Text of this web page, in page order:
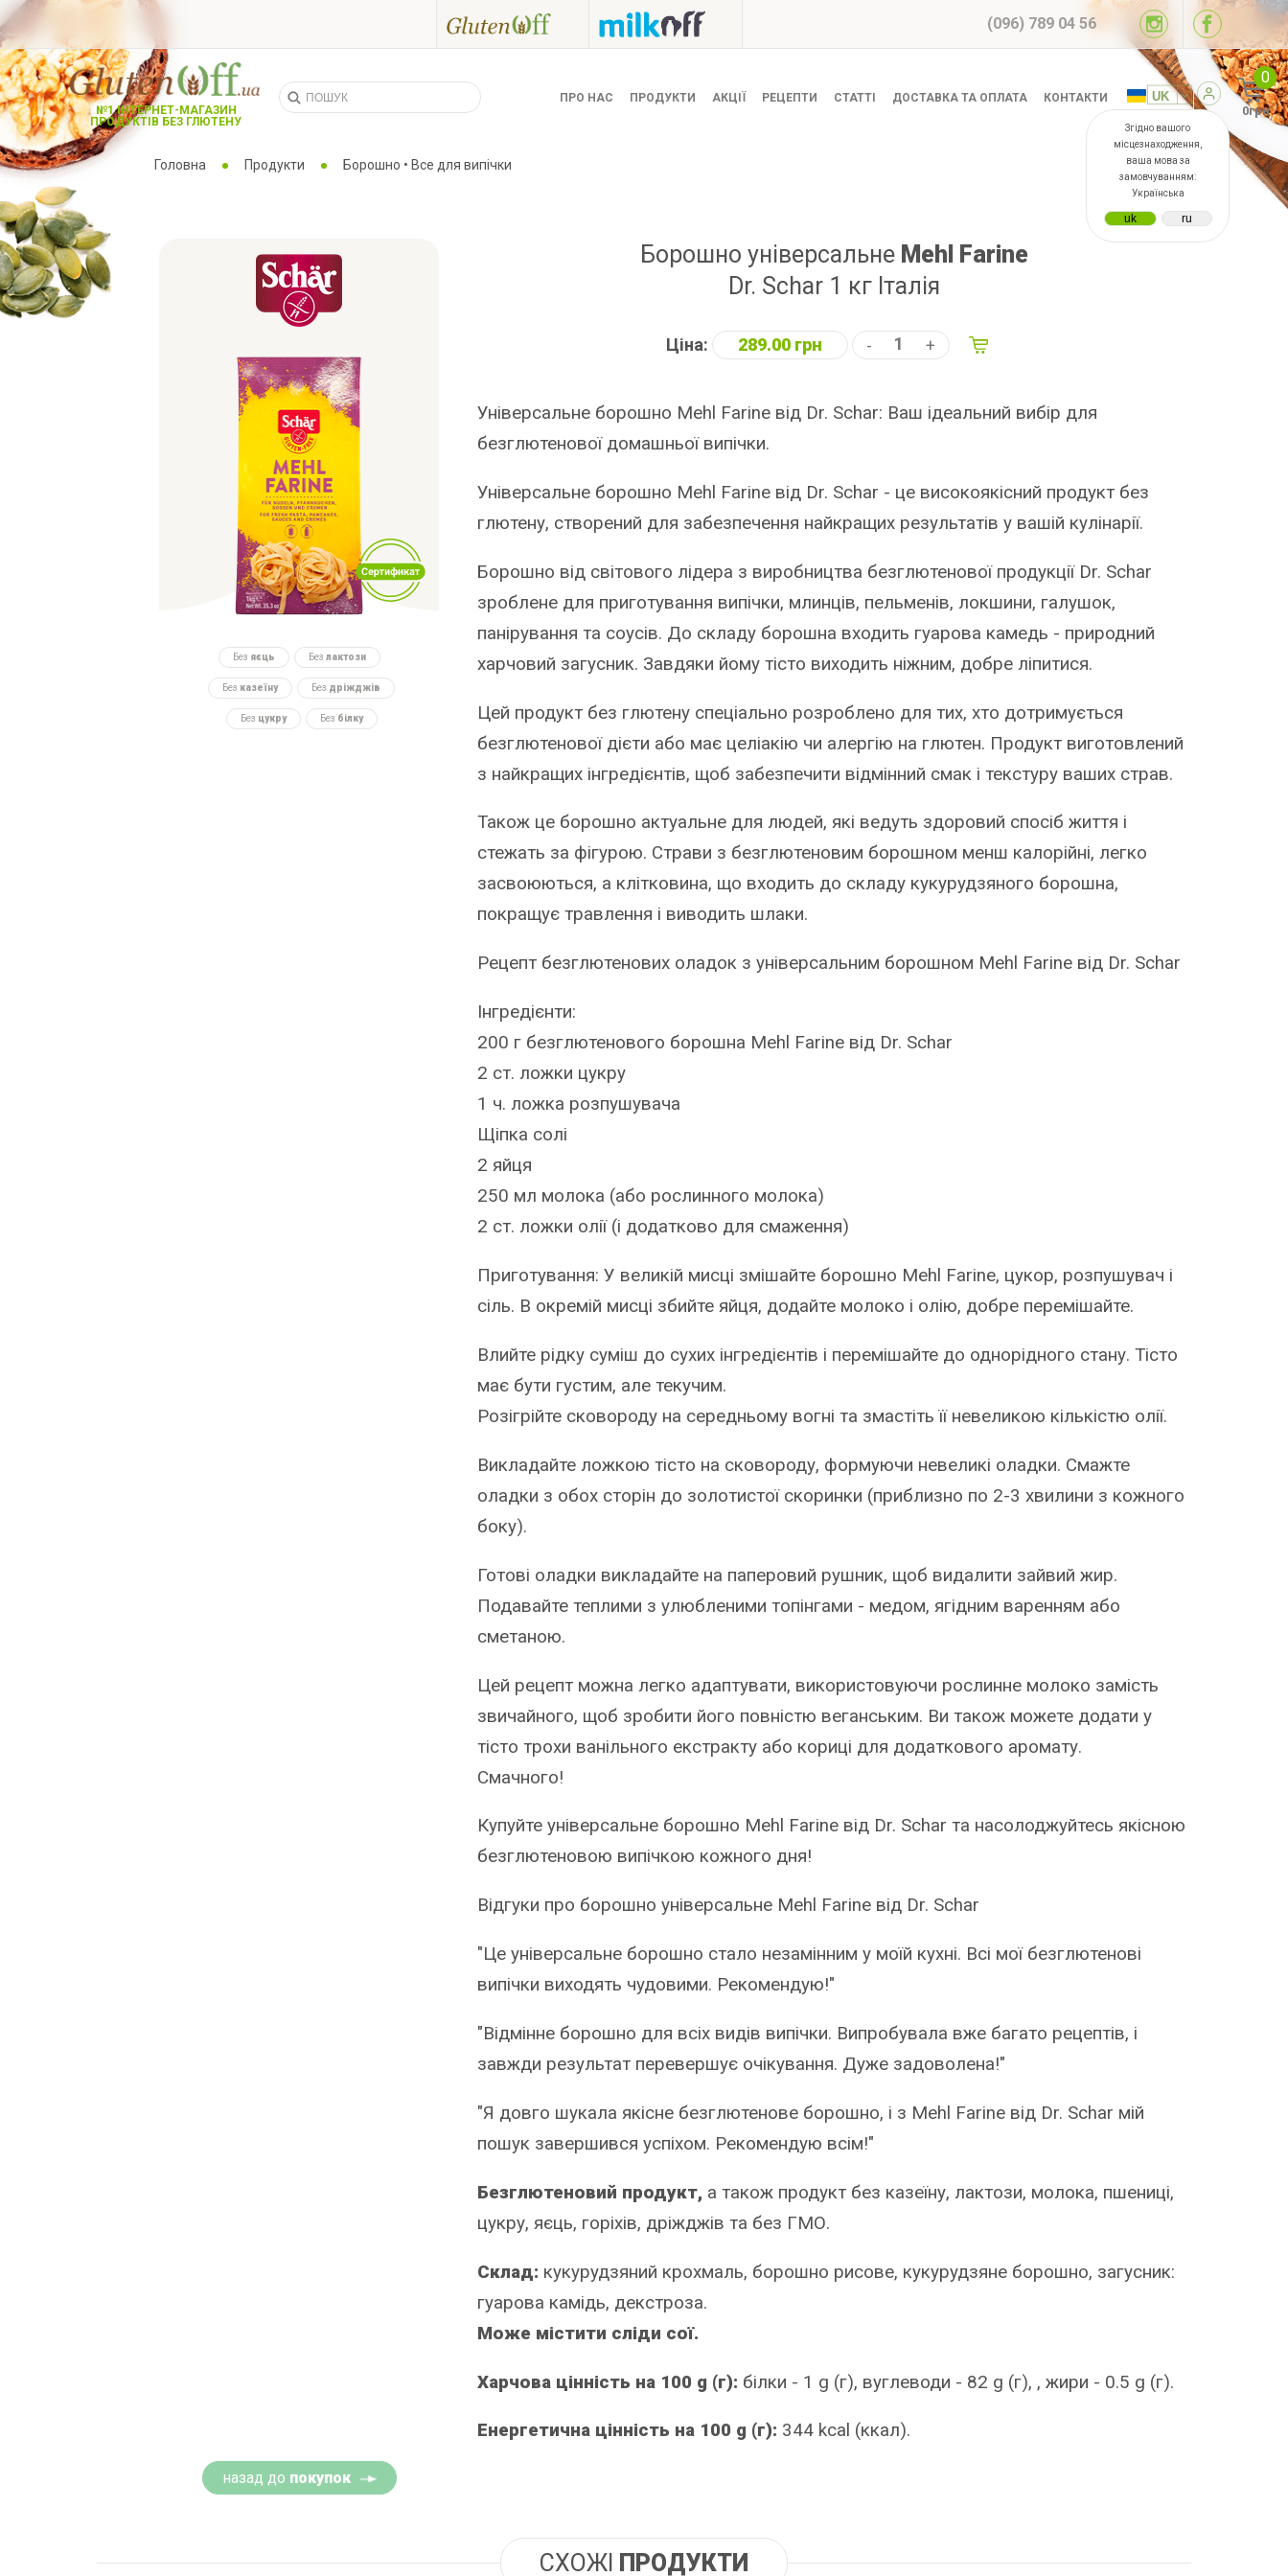
(096) 789 04 56
№1 ІНТЕРНЕТ-МАГАЗИН
ПРОДУКТІВ БЕЗ ГЛЮТЕНУ
ПРО НАС ПРОДУКТИ АКЦІЇ РЕЦЕПТИ СТАТТІ ДОСТАВКА ТА ОПЛАТА КОНТАКТИ
Згідно вашого
місцезнаходження,
ваша мова за
замовчуванням:
Українська
0
0грн
Головна Продукти Борошно • Все для випічки
Без яєць Без лактози
Без казеїну Без дріжджів
Без цукру Без білку
назад до покупок
Борошно універсальне Mehl Farine
Dr. Schar 1 кг Італія
Ціна: 289.00 грн - +
Універсальне борошно Mehl Farine від Dr. Schar: Ваш ідеальний вибір для
безглютенової домашньої випічки.
Універсальне борошно Mehl Farine від Dr. Schar - це високоякісний продукт без
глютену, створений для забезпечення найкращих результатів у вашій кулінарії.
Борошно від світового лідера з виробництва безглютенової продукції Dr. Schar
зроблене для приготування випічки, млинців, пельменів, локшини, галушок,
панірування та соусів. До складу борошна входить гуарова камедь - природний
харчовий загусник. Завдяки йому тісто виходить ніжним, добре ліпитися.
Цей продукт без глютену спеціально розроблено для тих, хто дотримується
безглютенової дієти або має целіакію чи алергію на глютен. Продукт виготовлений
з найкращих інгредієнтів, щоб забезпечити відмінний смак і текстуру ваших страв.
Також це борошно актуальне для людей, які ведуть здоровий спосіб життя і
стежать за фігурою. Страви з безглютеновим борошном менш калорійні, легко
засвоюються, а клітковина, що входить до складу кукурудзяного борошна,
покращує травлення і виводить шлаки.
Рецепт безглютенових оладок з універсальним борошном Mehl Farine від Dr. Schar
Інгредієнти:
200 г безглютенового борошна Mehl Farine від Dr. Schar
2 ст. ложки цукру
1 ч. ложка розпушувача
Щіпка солі
2 яйця
250 мл молока (або рослинного молока)
2 ст. ложки олії (і додатково для смаження)
Приготування: У великій мисці змішайте борошно Mehl Farine, цукор, розпушувач і
сіль. В окремій мисці збийте яйця, додайте молоко і олію, добре перемішайте.
Влийте рідку суміш до сухих інгредієнтів і перемішайте до однорідного стану. Тісто
має бути густим, але текучим.
Розігрійте сковороду на середньому вогні та змастіть її невеликою кількістю олії.
Викладайте ложкою тісто на сковороду, формуючи невеликі оладки. Смажте
оладки з обох сторін до золотистої скоринки (приблизно по 2-3 хвилини з кожного
боку).
Готові оладки викладайте на паперовий рушник, щоб видалити зайвий жир.
Подавайте теплими з улюбленими топінгами - медом, ягідним варенням або
сметаною.
Цей рецепт можна легко адаптувати, використовуючи рослинне молоко замість
звичайного, щоб зробити його повністю веганським. Ви також можете додати у
тісто трохи ванільного екстракту або кориці для додаткового аромату.
Смачного!
Купуйте універсальне борошно Mehl Farine від Dr. Schar та насолоджуйтесь якісною
безглютеновою випічкою кожного дня!
Відгуки про борошно універсальне Mehl Farine від Dr. Schar
"Це універсальне борошно стало незамінним у моїй кухні. Всі мої безглютенові
випічки виходять чудовими. Рекомендую!"
"Відмінне борошно для всіх видів випічки. Випробувала вже багато рецептів, і
завжди результат перевершує очікування. Дуже задоволена!"
"Я довго шукала якісне безглютенове борошно, і з Mehl Farine від Dr. Schar мій
пошук завершився успіхом. Рекомендую всім!"
Безглютеновий продукт, а також продукт без казеїну, лактози, молока, пшениці,
цукру, яєць, горіхів, дріжджів та без ГМО.
Склад: кукурудзяний крохмаль, борошно рисове, кукурудзяне борошно, загусник:
гуарова камідь, декстроза.
Може містити сліди сої.
Харчова цінність на 100 g (г): білки - 1 g (г), вуглеводи - 82 g (г), , жири - 0.5 g (г).
Енергетична цінність на 100 g (г): 344 kcal (ккал).
СХОЖІ ПРОДУКТИ